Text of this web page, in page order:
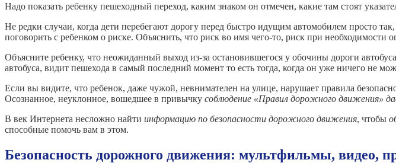
Надо показать ребенку пешеход­ный переход, каким знаком он отме­чен, какие там стоят
Не редки случаи, когда дети пе­ребегают дорогу перед быстро иду­щим автомобилем просто
поговорить с ребенком о риске. Объяснить, что риск во имя чего-то, риск при
Объясните ребенку, что неожидан­ный выход из-за остановившегося у обочины дороги
автобуса, видит пешехода в самый последний момент то есть тогда, когда он уже ничего не
Если вы видите, что ребенок, даже чужой, невнимателен на улице, нарушает правила
Осознанное, неуклонное, вошед­шее в привычку соблюдение «Правил дорожного движения»
В век Интернета несложно найти информацию по безопасности дорожного движения, чтобы
способные помочь вам в этом.
Безопасность дорожного движения: мультфильмы, видео,